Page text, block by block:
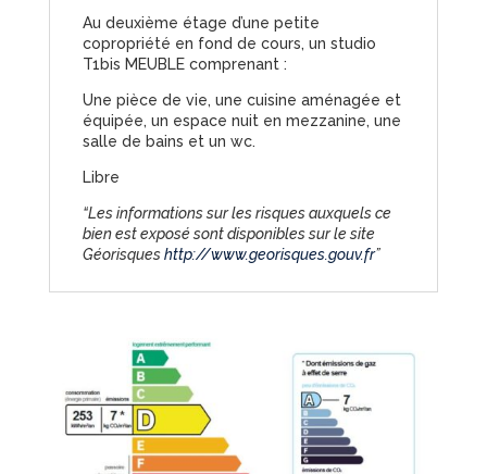
Au deuxième étage d’une petite
copropriété en fond de cours, un studio
T1bis MEUBLE comprenant :
Une pièce de vie, une cuisine aménagée et
équipée, un espace nuit en mezzanine, une
salle de bains et un wc.
Libre
“Les informations sur les risques auxquels ce
bien est exposé sont disponibles sur le site
Géorisqueshttp://www.georisques.gouv.fr”